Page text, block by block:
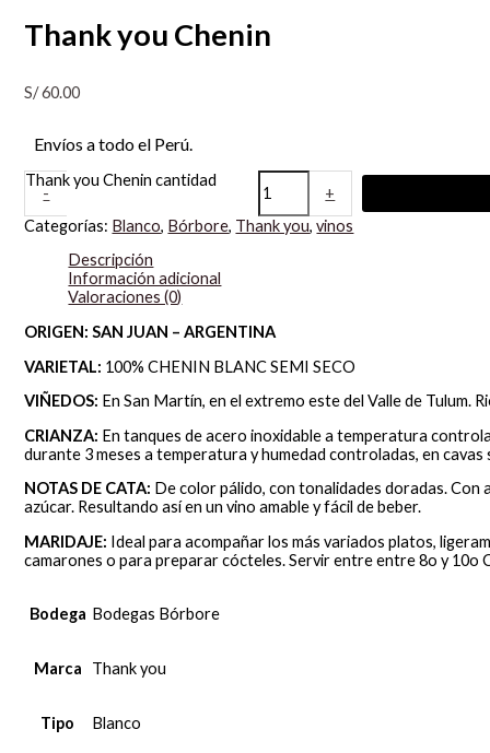
Thank you Chenin
S/60.00
Envíos a todo el Perú.
-
Thank you Chenin cantidad
+
Categorías: Blanco, Bórbore, Thank you,vinos
Descripción
Información adicional
Valoraciones (0)
ORIGEN: SAN JUAN – ARGENTINA
VARIETAL: 100% CHENIN BLANC SEMI SECO
VIÑEDOS: En San Martín, en el extremo este del Valle de Tulum.
CRIANZA: En tanques de acero inoxidable a temperatura
durante 3 meses a temperatura y humedad controladas, en
NOTAS DE CATA: De color pálido, con tonalidades doradas. Con
azúcar. Resultando así en un vino amable y fácil de beber.
MARIDAJE: Ideal para acompañar los más variados platos,
camarones o para preparar cócteles. Servir entre entre 8o y 10o
Bodega Bodegas Bórbore
Marca Thank you
Tipo Blanco